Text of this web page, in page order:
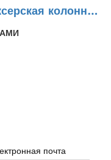
колонна
почта